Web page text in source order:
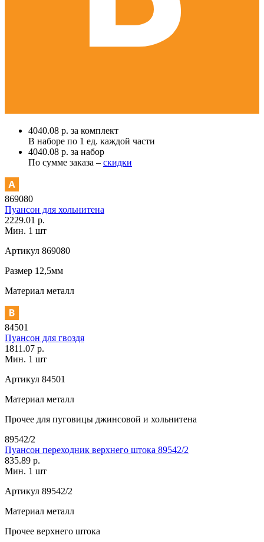
4040.08 р. за комплект
В наборе по 1 ед. каждой части
4040.08 р. за набор
По сумме заказа – скидки
869080
Пуансон для хольнитена
2229.01 р.
Мин. 1 шт
Артикул 869080
Размер 12,5мм
Материал металл
84501
Пуансон для гвоздя
1811.07 р.
Мин. 1 шт
Артикул 84501
Материал металл
Прочее для пуговицы джинсовой и хольнитена
89542/2
Пуансон переходник верхнего штока 89542/2
835.89 р.
Мин. 1 шт
Артикул 89542/2
Материал металл
Прочее верхнего штока